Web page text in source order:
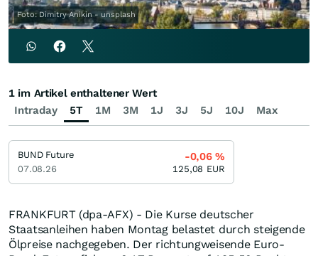
Foto: Dimitry Anikin - unsplash
FRANKFURT (dpa-AFX) - Die Kurse deutscher
Staatsanleihen haben Montag belastet durch steigende
Ölpreise nachgegeben. Der richtungweisende Euro-
Intraday 5T 1M 3M 1J 3J 5J 10J Max
1 im Artikel enthaltener Wert
BUND Future
07.08.26
-0,06%
125,08 EUR